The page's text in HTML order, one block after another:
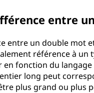
entre
entre un double mot
référence à un
fonction du
long peut
plus grand ou plus